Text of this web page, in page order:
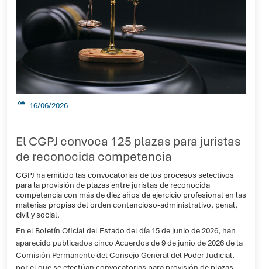
16/06/2026
El CGPJ convoca 125 plazas para juristas
de reconocida competencia
CGPJ ha emitido las convocatorias de los procesos selectivos
para la provisión de plazas entre juristas de reconocida
competencia con más de diez años de ejercicio profesional en las
materias propias del orden contencioso-administrativo, penal,
civil y social.
En el Boletín Oficial del Estado del día 15 de junio de 2026, han
aparecido publicados cinco Acuerdos de 9 de junio de 2026 de la
Comisión Permanente del Consejo General del Poder Judicial,